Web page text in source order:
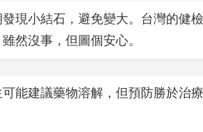
現小結石，避免變大。台灣的健
然沒事，但圖個安心。
能建議藥物溶解，但預防勝於治